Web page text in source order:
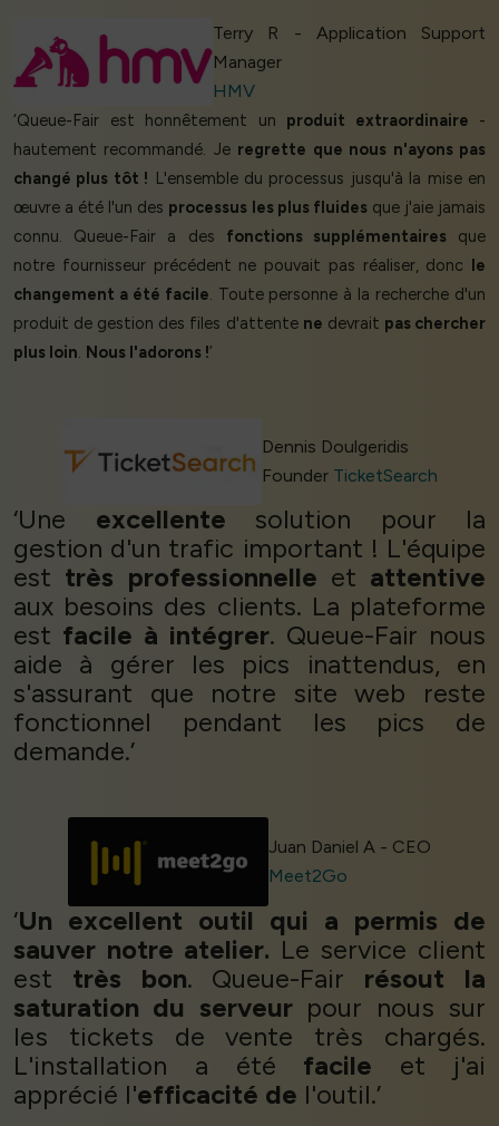
Terry R - Application Support
Manager
HMV
‘Queue-Fair est honnêtement un produit extraordinaire -
hautement recommandé. Je regrette que nous n'ayons pas
changé plus tôt ! L'ensemble du processus jusqu'à la mise en
œuvre a été l'un des processus les plus fluidesque j'aie jamais
connu. Queue-Fair a des fonctions supplémentairesque
notre fournisseur précédent ne pouvait pas réaliser, donc le
changement a été facile. Toute personne à la recherche d'un
produit de gestion des files d'attente ne devrait pas chercher
plus loin. Nous l'adorons !’
Dennis Doulgeridis
Founder TicketSearch
‘Une excellente solution pour la
gestion d'un trafic important ! L'équipe
est très professionnelle et attentive
aux besoins des clients. La plateforme
est facile à intégrer. Queue-Fair nous
aide à gérer les pics inattendus, en
s'assurant que notre site web reste
fonctionnel pendant les pics de
demande.’
Juan Daniel A - CEO
Meet2Go
‘Un excellent outil qui a permis de
sauver notre atelier. Le service client
est très bon. Queue-Fair résout la
saturation du serveurpour nous sur
les tickets de vente très chargés.
L'installation a été facile et j'ai
apprécié l'efficacité de l'outil.’